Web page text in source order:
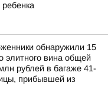
обнаружили 15
элитного вина общей
рублей в багаже 41-
прибывшей из